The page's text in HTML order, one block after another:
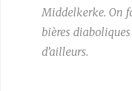
Middelkerke. On
bières
d’ailleurs.